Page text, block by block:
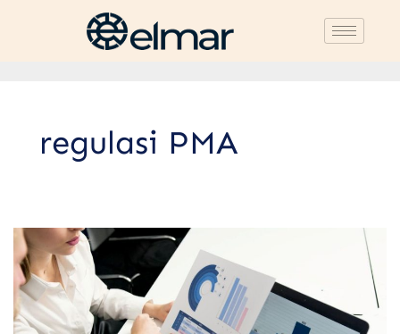
regulasi PMA
Regulasi
PMA
Terbaru:
Dampak,
Peluang,